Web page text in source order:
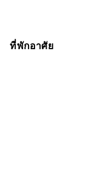
ที่พักอาศัย